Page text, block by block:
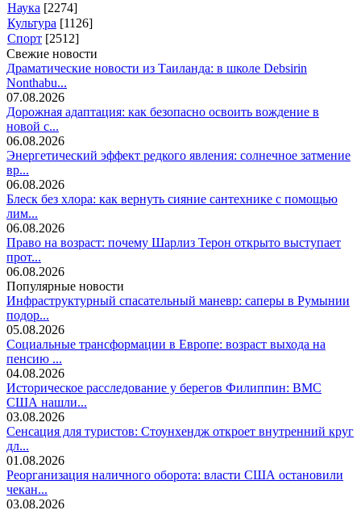
Наука [2274]
Культура [1126]
Спорт [2512]
Свежие новости
Драматические новости из Таиланда: в школе Debsirin
Nonthabu...
07.08.2026
Дорожная адаптация: как безопасно освоить вождение в
новой с...
06.08.2026
Энергетический эффект редкого явления: солнечное затмение
вр...
06.08.2026
Блеск без хлора: как вернуть сияние сантехнике с помощью
лим...
06.08.2026
Право на возраст: почему Шарлиз Терон открыто выступает
прот...
06.08.2026
Популярные новости
Инфраструктурный спасательный маневр: саперы в Румынии
подор...
05.08.2026
Социальные трансформации в Европе: возраст выхода на
пенсию ...
04.08.2026
Историческое расследование у берегов Филиппин: ВМС
США нашли...
03.08.2026
Сенсация для туристов: Стоунхендж откроет внутренний круг
дл...
01.08.2026
Реорганизация наличного оборота: власти США остановили
чекан...
03.08.2026